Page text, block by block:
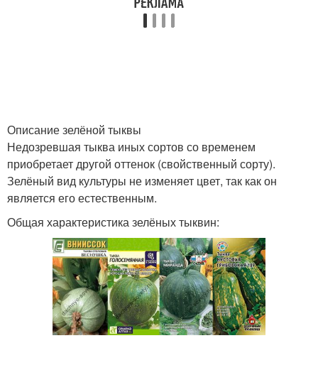
Описание зелёной тыквы
Недозревшая тыква иных сортов со временем
приобретает другой оттенок (свойственный сорту).
Зелёный вид культуры не изменяет цвет, так как он
является его естественным.
Общая характеристика зелёных тыквин: